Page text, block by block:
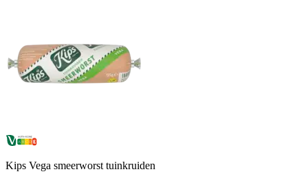
Kips Vega smeerworst tuinkruiden